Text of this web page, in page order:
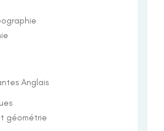
Anglais
géométrie